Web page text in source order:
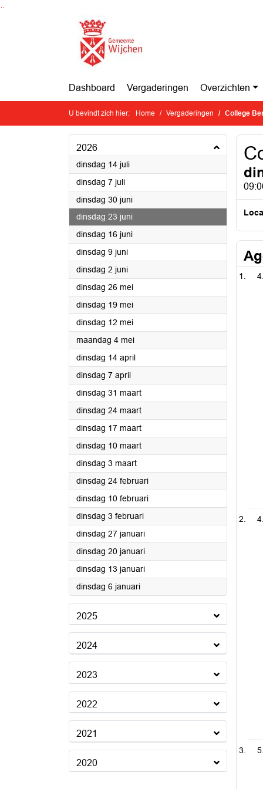
Ga naar de inhoud van deze pagina
Dashboard Vergaderingen Overzichten
U bevindt zich hier: Home Vergaderingen College
2026
dinsdag 14 juli2026
dinsdag 7 juli2026
dinsdag 30 juni2026
dinsdag 23 juni
dinsdag 16 juni2026
dinsdag 9 juni2026
dinsdag 2 juni2026
dinsdag 26 mei2026
dinsdag 19 mei2026
dinsdag 12 mei2026
maandag 4 mei2026
dinsdag 14 april2026
dinsdag 7 april2026
dinsdag 31 maart2026
dinsdag 24 maart2026
dinsdag 17 maart2026
dinsdag 10 maart2026
dinsdag 3 maart2026
dinsdag 24 februari2026
dinsdag 10 februari2026
dinsdag 3 februari2026
dinsdag 27 januari2026
dinsdag 20 januari2026
dinsdag 13 januari2026
dinsdag 6 januari2026
2025
2024
2023
2022
2021
2020